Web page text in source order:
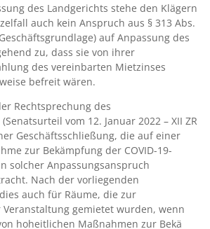
des Landgerichts stehe den Klägern
auch kein Anspruch aus § 313 Abs.
auf Anpassung des
zu, dass sie von ihrer
des vereinbarten Mietzinses
befreit wären.
Rechtsprechung des
vom 12. Januar 2022 – XII ZR
Geschäftsschließung, die auf einer
zur Bekämpfung der COVID-19-
solcher Anpassungsanspruch
Nach der vorliegenden
auch für Räume, die zur
gemietet wurden, wenn
hoheitlichen Maßnahmen zur Bekä